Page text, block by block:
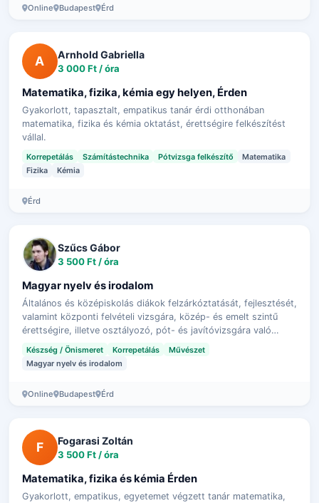
Online Budapest Érd
A Arnhold Gabriella
3 000 Ft / óra
Matematika, fizika, kémia egy helyen, Érden
Gyakorlott, tapasztalt, empatikus tanár érdi otthonában
matematika, fizika és kémia oktatást, érettségire felkészítést
vállal.
Korrepetálás Számítástechnika Pótvizsga felkészítő
Matematika
Fizika
Kémia
Érd
Szűcs Gábor
3 500 Ft / óra
Magyar nyelv és irodalom
Általános és középiskolás diákok felzárkóztatását, fejlesztését,
valamint központi felvételi vizsgára, közép- és emelt szintű
érettségire, illetve osztályozó, pót- és javítóvizsgára való
felkészítésé…
Készség / Önismeret Korrepetálás
Művészet
Magyar nyelv és irodalom
Online Budapest Érd
F Fogarasi Zoltán
3 500 Ft / óra
Matematika, fizika és kémia Érden
Gyakorlott, empatikus, egyetemet végzett tanár matematika,